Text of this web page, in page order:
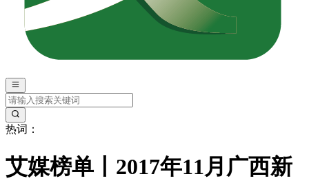
热词：
艾媒榜单丨2017年11月广西新